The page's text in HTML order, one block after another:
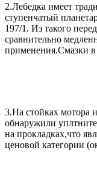
2.Лебедка имеет
ступенчатый
197/1. Из такого
сравнительно
применения.Смазки в
3.На стойках мотора
обнаружили
на прокладках,что
ценовой категории